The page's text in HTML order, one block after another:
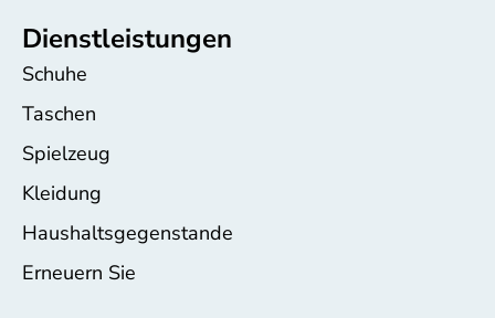
Dienstleistungen
Schuhe
Taschen
Spielzeug
Kleidung
Haushaltsgegenstande
Erneuern Sie